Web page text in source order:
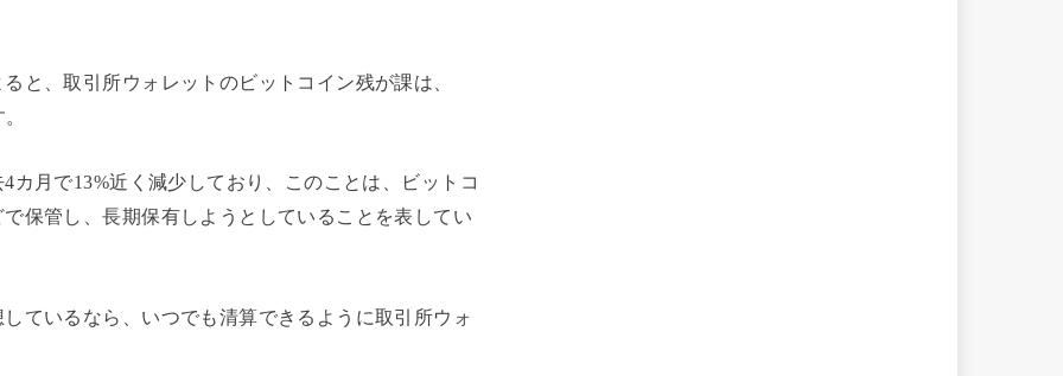
と、取引所ウォレットのビットコイン残が課は、
月で13%近く減少しており、このことは、ビットコ
保管し、長期保有しようとしていることを表してい
ているなら、いつでも清算できるように取引所ウォ